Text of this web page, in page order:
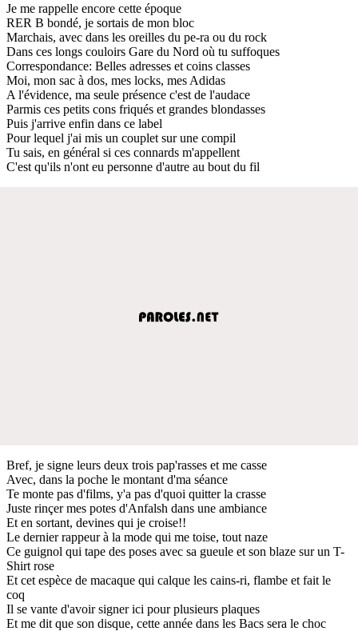
Je me rappelle encore cette époque
RER B bondé, je sortais de mon bloc
Marchais, avec dans les oreilles du pe-ra ou du rock
Dans ces longs couloirs Gare du Nord où tu suffoques
Correspondance: Belles adresses et coins classes
Moi, mon sac à dos, mes locks, mes Adidas
A l'évidence, ma seule présence c'est de l'audace
Parmis ces petits cons friqués et grandes blondasses
Puis j'arrive enfin dans ce label
Pour lequel j'ai mis un couplet sur une compil
Tu sais, en général si ces connards m'appellent
C'est qu'ils n'ont eu personne d'autre au bout du fil
Bref, je signe leurs deux trois pap'rasses et me casse
Avec, dans la poche le montant d'ma séance
Te monte pas d'films, y'a pas d'quoi quitter la crasse
Juste rinçer mes potes d'Anfalsh dans une ambiance
Et en sortant, devines qui je croise!!
Le dernier rappeur à la mode qui me toise, tout naze
Ce guignol qui tape des poses avec sa gueule et son blaze sur un T-
Shirt rose
Et cet espèce de macaque qui calque les cains-ri, flambe et fait le
coq
Il se vante d'avoir signer ici pour plusieurs plaques
Et me dit que son disque, cette année dans les Bacs sera le choc